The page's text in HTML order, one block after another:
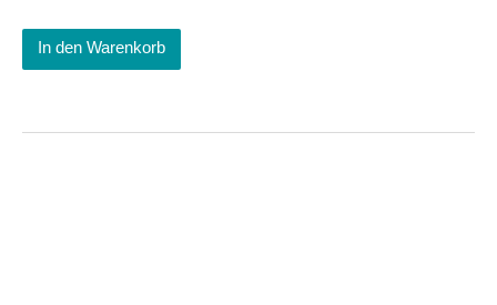
In den Warenkorb